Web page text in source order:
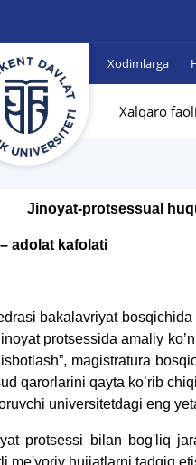
Xodimlarga
Xalqaro
Jinoyat-protsessual
adolat kafolati
bakalavriyat bosqichida
protsessida amaliy
magistratura
qarorlarini qayta koʼrib
universitetdagi eng
protsessi bilan bog'liq
me'yoriy hujjatlarni tadqiq